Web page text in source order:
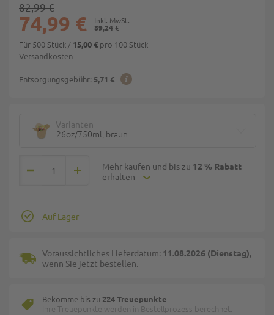
Versandkosten
Entsorgungsgebühr: 5,71 €
89,24 €
74,99 €
82,99 €
Für 500 Stück / 15,00 € pro 100 Stück
Varianten
26oz/750ml, braun
Mehr kaufen und bis zu 12 % Rabatt
erhalten
Auf Lager
Voraussichtliches Lieferdatum: 11.08.2026 (Dienstag),
wenn Sie jetzt bestellen.
Bekomme bis zu 224 Treuepunkte
Ihre Treuepunkte werden in Bestellprozess berechnet.